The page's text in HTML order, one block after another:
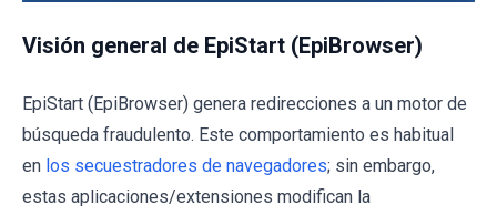
Visión general de EpiStart (EpiBrowser)
EpiStart (EpiBrowser) genera redirecciones a un motor de
búsqueda fraudulento. Este comportamiento es habitual
en los secuestradores de navegadores; sin embargo,
estas aplicaciones/extensiones modifican la